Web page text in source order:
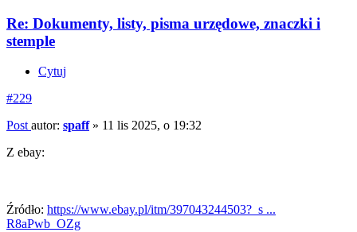
Re: Dokumenty, listy, pisma urzędowe, znaczki i
stemple
Cytuj
#229
Post autor: spaff» 11 lis 2025, o 19:32
Z ebay:
Źródło: https://www.ebay.pl/itm/397043244503?_s ...
R8aPwb_OZg